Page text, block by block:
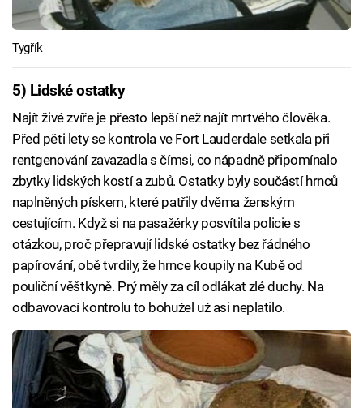
Tygřík
5) Lidské ostatky
Najít živé zvíře je přesto lepší než najít mrtvého člověka.
Před pěti lety se kontrola ve Fort Lauderdale setkala při
rentgenování zavazadla s čímsi, co nápadně připomínalo
zbytky lidských kostí a zubů. Ostatky byly součástí hrnců
naplněných pískem, které patřily dvěma ženským
cestujícím. Když si na pasažérky posvítila policie s
otázkou, proč přepravují lidské ostatky bez řádného
papírování, obě tvrdily, že hrnce koupily na Kubě od
pouliční věštkyně. Prý měly za cíl odlákat zlé duchy. Na
odbavovací kontrolu to bohužel už asi neplatilo.